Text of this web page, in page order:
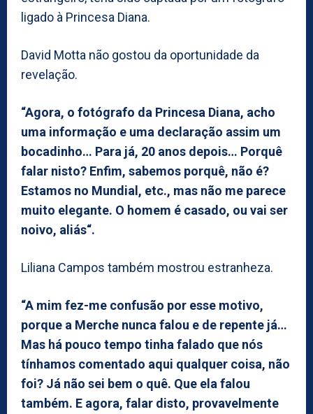
ligado à Princesa Diana.
David Motta não gostou da oportunidade da
revelação.
“Agora, o fotógrafo da Princesa Diana, acho
uma informação e uma declaração assim um
bocadinho… Para já, 20 anos depois… Porquê
falar nisto? Enfim, sabemos porquê, não é?
Estamos no Mundial, etc., mas não me parece
muito elegante. O homem é casado, ou vai ser
noivo, aliás“.
Liliana Campos também mostrou estranheza.
“A mim fez-me confusão por esse motivo,
porque a Merche nunca falou e de repente já…
Mas há pouco tempo tinha falado que nós
tínhamos comentado aqui qualquer coisa, não
foi? Já não sei bem o quê. Que ela falou
também. E agora, falar disto, provavelmente